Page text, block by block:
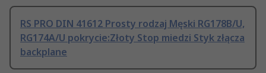
RS PRO DIN 41612 Prosty rodzaj Męski RG178B/U,
RG174A/U pokrycie:Złoty Stop miedzi Styk złącza
backplane